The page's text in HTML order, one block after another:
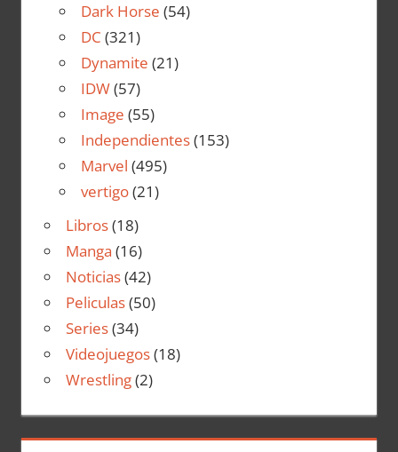
Dark Horse (54)
DC (321)
Dynamite (21)
IDW(57)
Image (55)
Independientes(153)
Marvel (495)
vertigo(21)
Libros(18)
Manga (16)
Noticias(42)
Peliculas(50)
Series(34)
Videojuegos(18)
Wrestling(2)